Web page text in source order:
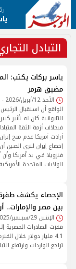
التبادل
ياسر بركات يكتب:
مضيق هرمز
الأحد 12/أبريل/2026 - 11:06 م
الواقع أن استقبال
التايوانية كان له تأثير
فبخلاف أزمة الثقة
أرادت أمريكا عدم منح
إخضاع إيران لترى الصين
فنزويلا في يد أمريكا
الولايات المتحدة الأمريكية
الإحصاء يكشف
بين مصر والإمارات..
الإثنين 29/سبتمبر/2025 - 02:55 م
تراجع الواردات وارتفاع التبادل